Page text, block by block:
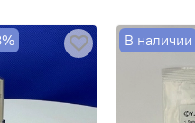
ОБМЕН
В наличии